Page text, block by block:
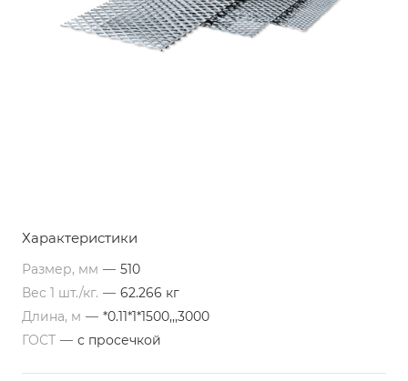
Характеристики
Размер, мм — 510
Вес 1 шт./кг. — 62.266 кг
Длина, м — *0.11*1*1500,,,3000
ГОСТ — с просечкой